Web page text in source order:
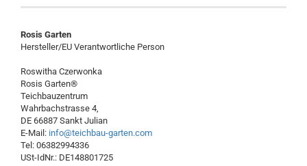
Rosis Garten
Hersteller/EU Verantwortliche Person
Roswitha Czerwonka
Rosis Garten®
Teichbauzentrum
Wahrbachstrasse 4,
DE 66887 Sankt Julian
E-Mail: info@teichbau-garten.com
Tel: 06382994336
USt-IdNr.: DE148801725